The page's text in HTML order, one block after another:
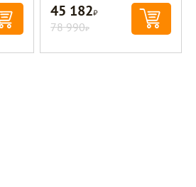
45 182Р
78 990Р